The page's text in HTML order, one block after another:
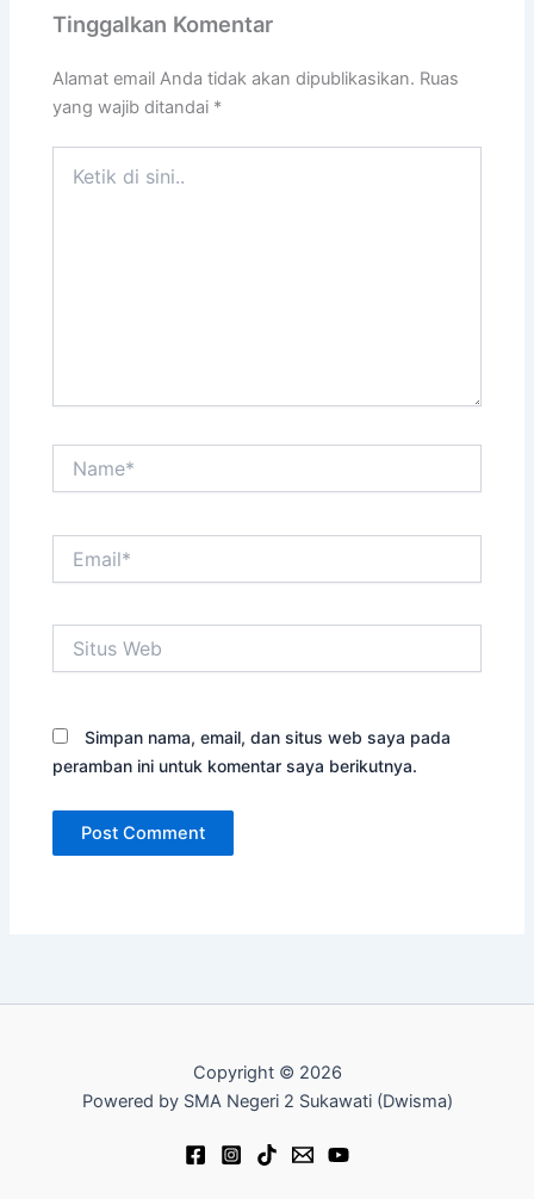
Tinggalkan Komentar
Alamat email Anda tidak akan dipublikasikan. Ruas
yang wajib ditandai *
Web
Simpan nama, email, dan situs web saya pada
peramban ini untuk komentar saya berikutnya.
Copyright © 2026
Powered by SMA Negeri 2 Sukawati (Dwisma)